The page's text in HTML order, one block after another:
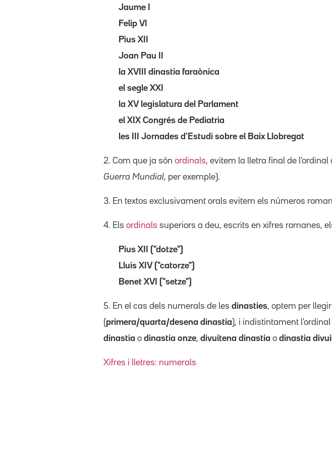
Jaume I
Felip VI
Pius XII
Joan Pau II
la XVIII dinastia faraònica
el segle XXI
la XV legislatura del Parlament
el XIX Congrés de Pediatria
les III Jornades d'Estudi sobre el Baix Llobregat
2. Com que ja són ordinals, evitem la lletra final de
Guerra Mundial, per exemple).
3. En textos exclusivament orals evitem els números
4. Els ordinals superiors a deu, escrits en xifres romanes,
Pius XII ("dotze")
Lluís XIV ("catorze")
Benet XVI ("setze")
5. En el cas dels numerals de les dinasties, optem per
(primera/quarta/desena dinastia), i indistintament
dinastia o dinastia onze, divuitena dinastia o dinastia
Xifres i lletres: numerals